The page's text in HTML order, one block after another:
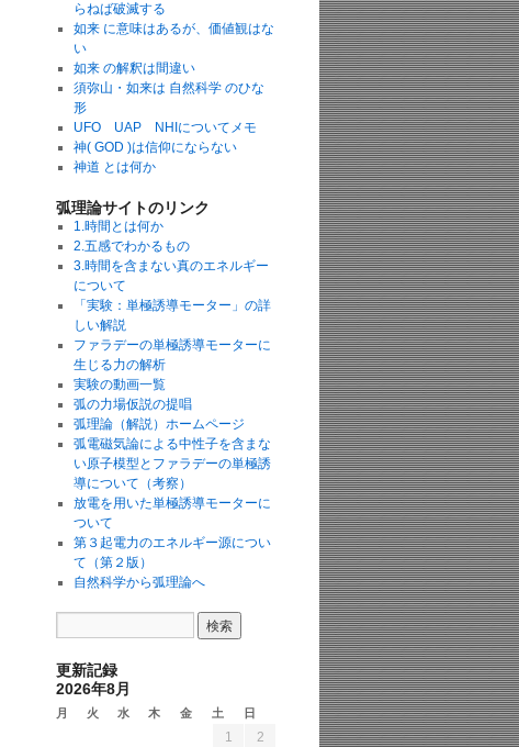
らねば破滅する
如来 に意味はあるが、価値観はな
い
如来 の解釈は間違い
須弥山・如来は 自然科学 のひな
形
UFO UAP NHIについてメモ
神( GOD )は信仰にならない
神道 とは何か
弧理論サイトのリンク
1.時間とは何か
2.五感でわかるもの
3.時間を含まない真のエネルギー
について
「実験：単極誘導モーター」の詳
しい解説
ファラデーの単極誘導モーターに
生じる力の解析
実験の動画一覧
弧の力場仮説の提唱
弧理論（解説）ホームページ
弧電磁気論による中性子を含まな
い原子模型とファラデーの単極誘
導について（考察）
放電を用いた単極誘導モーターに
ついて
第３起電力のエネルギー源につい
て（第２版）
自然科学から弧理論へ
更新記録
2026年8月
月 火 水 木 金 土 日
1
2